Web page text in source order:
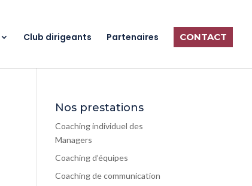
Club dirigeants Partenaires CONTACT
Nos prestations
Coaching individuel des
Managers
Coaching d’équipes
Coaching de communication